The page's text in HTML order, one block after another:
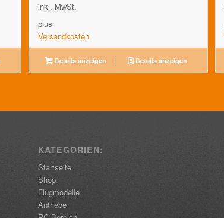
inkl. MwSt.
plus
Versandkosten
Details anzeigen Details anzeigen
KATEGORIEN:
Startseite
Shop
Flugmodelle
Antriebe